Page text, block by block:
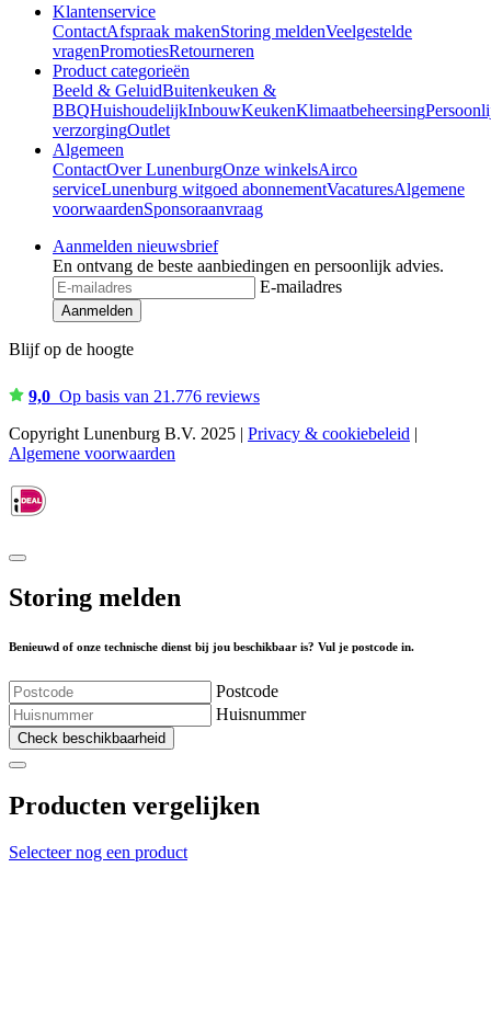
Klantenservice
ContactAfspraak makenStoring meldenVeelgestelde
vragenPromotiesRetourneren
Product categorieën
Beeld & GeluidBuitenkeuken &
BBQHuishoudelijkInbouwKeukenKlimaatbeheersing
verzorgingOutlet
Algemeen
ContactOver LunenburgOnze winkelsAirco
serviceLunenburg witgoed abonnementVacaturesAlgemene
voorwaardenSponsoraanvraag
Aanmelden nieuwsbrief
En ontvang de beste aanbiedingen en persoonlijk advies.
E-mailadres
Aanmelden
Blijf op de hoogte
9,0 Op basis van 21.776 reviews
Copyright Lunenburg B.V. 2025 | Privacy & cookiebeleid |
Algemene voorwaarden
Storing melden
Benieuwd of onze technische dienst bij jou beschikbaar is? Vul je postcode in.
Postcode
Huisnummer
Check beschikbaarheid
Producten vergelijken
Selecteer nog een product